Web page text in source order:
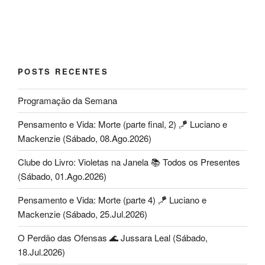
POSTS RECENTES
Programação da Semana
Pensamento e Vida: Morte (parte final, 2) 🪁 Luciano e
Mackenzie (Sábado, 08.Ago.2026)
Clube do Livro: Violetas na Janela 📚 Todos os Presentes
(Sábado, 01.Ago.2026)
Pensamento e Vida: Morte (parte 4) 🪁 Luciano e
Mackenzie (Sábado, 25.Jul.2026)
O Perdão das Ofensas 🌊 Jussara Leal (Sábado,
18.Jul.2026)